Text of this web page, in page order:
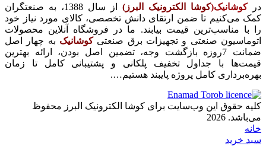
در کوشانیک(کوشا الکترونیک البرز)
از سال 1388، به صنعتگران
کمک می‌کنیم تا ضمن ارتقای دانش تخصصی، کالای مورد نیاز خود
را با مناسب‌ترین قیمت بیابند. ما در فروشگاه آنلاین محصولات
اتوماسیون صنعتی و تجهیزات برق صنعتی کوشانیک به چهار اصل
ضمانت 7روزه بازگشت وجه، تضمین اصل بودن، ارائه بهترین
قیمت‌ها با جداول تخفیف پلکانی و پشتیبانی کامل تا زمان
بهره‌برداری کامل پروژه پایبند هستیم….
کلیه حقوق این وب‌سایت برای کوشا الکترونیک البرز محفوظ
می‌باشد. 2026
خانه
سبد خرید